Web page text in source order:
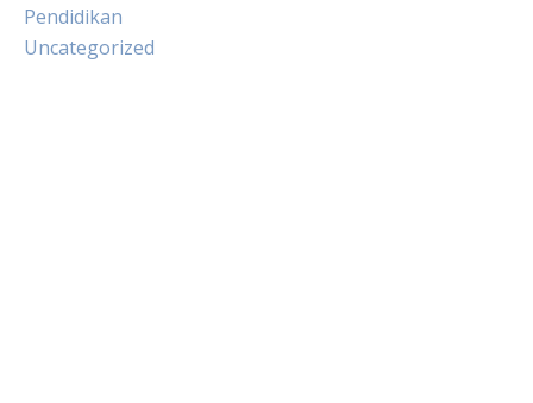
Pendidikan
Uncategorized